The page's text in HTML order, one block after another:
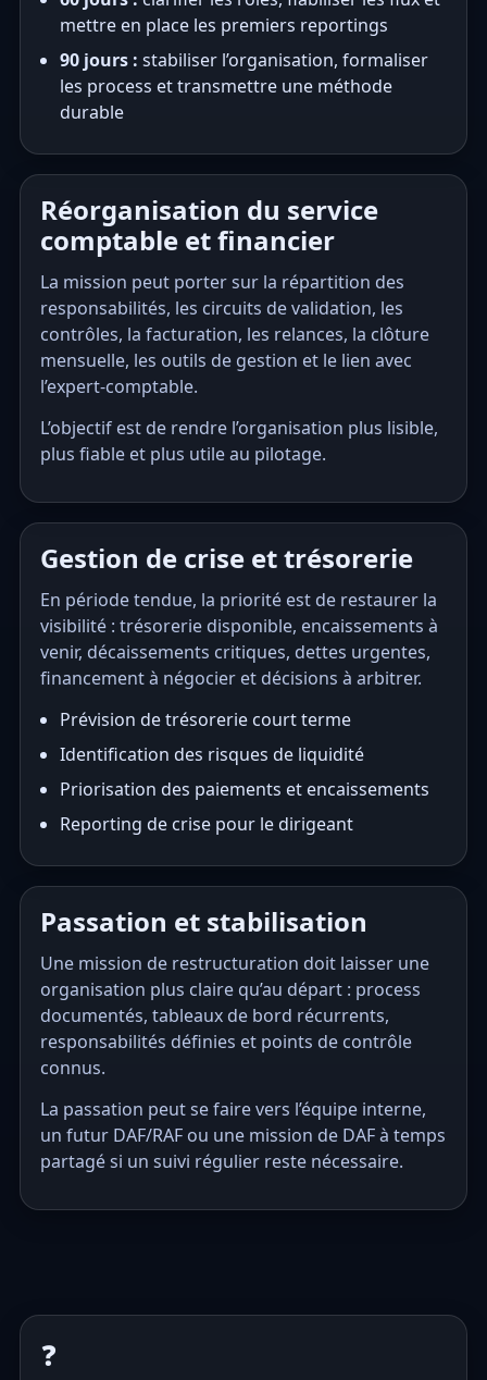
mettre en place les premiers reportings
90 jours : stabiliser l’organisation, formaliser
les process et transmettre une méthode
durable
Réorganisation du service
comptable et financier
La mission peut porter sur la répartition des
responsabilités, les circuits de validation, les
contrôles, la facturation, les relances, la clôture
mensuelle, les outils de gestion et le lien avec
l’expert-comptable.
L’objectif est de rendre l’organisation plus lisible,
plus fiable et plus utile au pilotage.
Gestion de crise et trésorerie
En période tendue, la priorité est de restaurer la
visibilité : trésorerie disponible, encaissements à
venir, décaissements critiques, dettes urgentes,
financement à négocier et décisions à arbitrer.
Prévision de trésorerie court terme
Identification des risques de liquidité
Priorisation des paiements et encaissements
Reporting de crise pour le dirigeant
Passation et stabilisation
Une mission de restructuration doit laisser une
organisation plus claire qu’au départ : process
documentés, tableaux de bord récurrents,
responsabilités définies et points de contrôle
connus.
La passation peut se faire vers l’équipe interne,
un futur DAF/RAF ou une mission de DAF à temps
partagési un suivi régulier reste nécessaire.
❓